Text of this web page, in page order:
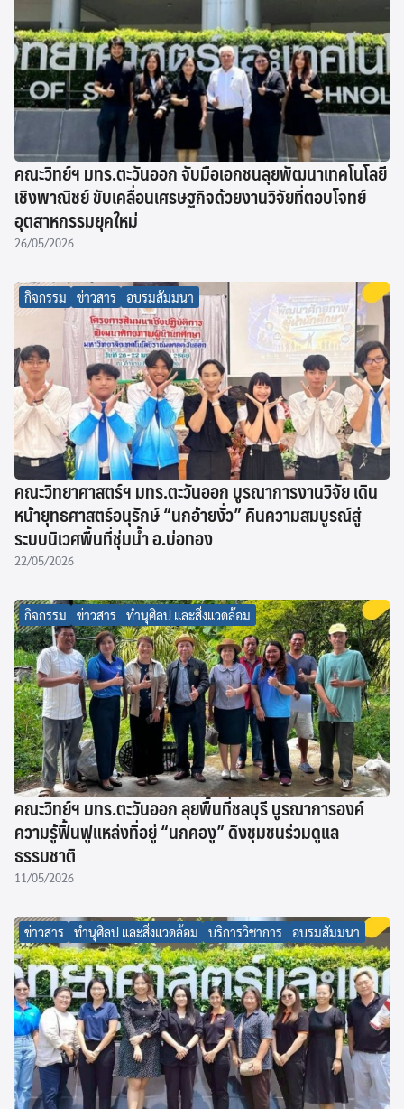
คณะวิทย์ฯ มทร.ตะวันออก จับมือเอกชนลุยพัฒนาเทคโนโลยี
เชิงพาณิชย์ ขับเคลื่อนเศรษฐกิจด้วยงานวิจัยที่ตอบโจทย์
อุตสาหกรรมยุคใหม่
26/05/2026
กิจกรรม ข่าวสาร อบรมสัมมนา
คณะวิทยาศาสตร์ฯ มทร.ตะวันออก บูรณาการงานวิจัย เดิน
หน้ายุทธศาสตร์อนุรักษ์ “นกอ้ายงั่ว” คืนความสมบูรณ์สู่
ระบบนิเวศพื้นที่ชุ่มน้ำ อ.บ่อทอง
22/05/2026
กิจกรรม ข่าวสาร ทำนุศิลป และสิ่งแวดล้อม
คณะวิทย์ฯ มทร.ตะวันออก ลุยพื้นที่ชลบุรี บูรณาการองค์
ความรู้ฟื้นฟูแหล่งที่อยู่ “นกคองู” ดึงชุมชนร่วมดูแล
ธรรมชาติ
11/05/2026
ข่าวสาร ทำนุศิลป และสิ่งแวดล้อม บริการวิชาการ อบรมสัมมนา